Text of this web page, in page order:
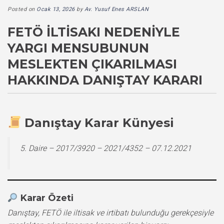
Posted on Ocak 13, 2026byAv. Yusuf Enes ARSLAN
FETÖ İLTISAKI NEDENIYLE
YARGI MENSUBUNUN
MESLEKTEN ÇIKARILMASI
HAKKINDA DANIŞTAY KARARI
Danıştay Karar Künyesi
5. Daire – 2017/3920 – 2021/4352 – 07.12.2021
Karar Özeti
Danıştay, FETÖ ile iltisak ve irtibatı bulunduğu gerekçesiyle